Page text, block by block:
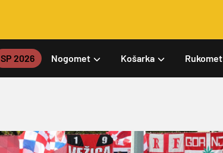
SP 2026 Nogomet Košarka Rukomet